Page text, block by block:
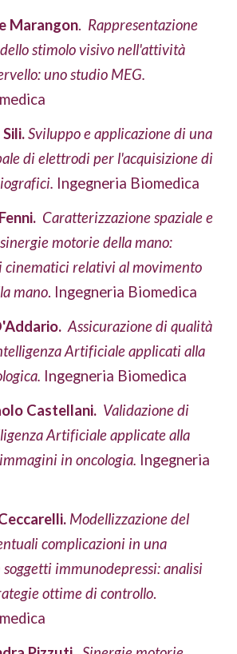
Marangon. Rappresentazione
stimolo visivo nell'attività
uno studio MEG.
Sviluppo e applicazione di una
di elettrodi per l'acquisizione di
Ingegneria Biomedica
Caratterizzazione spaziale e
motorie della mano:
cinematici relativi al movimento
mano. Ingegneria Biomedica
Assicurazione di qualità
Artificiale applicati alla
Ingegneria Biomedica
Castellani. Validazione di
Artificiale applicate alla
in oncologia. Ingegneria
Modellizzazione del
complicazioni in una
soggetti immunodepressi: analisi
ottime di controllo.